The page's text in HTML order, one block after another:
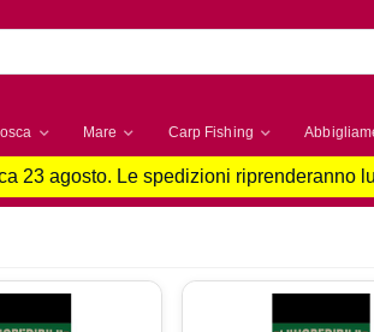
Mare Carp Fishing
23 agosto. Le spedizioni riprenderanno